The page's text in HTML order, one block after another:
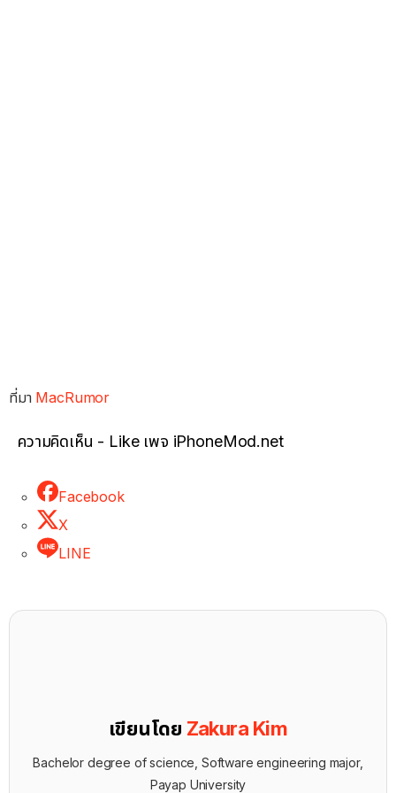
ที่มา MacRumor
ความคิดเห็น - Like เพจ iPhoneMod.net
Facebook
X
LINE
เขียนโดย Zakura Kim
Bachelor degree of science, Software engineering major,
Payap University